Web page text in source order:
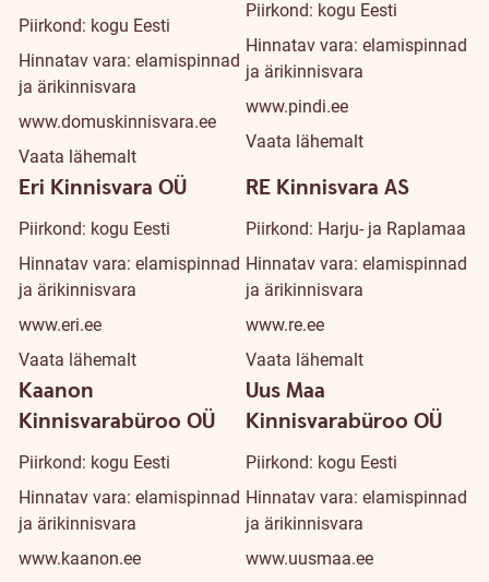
Piirkond: kogu Eesti
Hinnatav vara: elamispinnad
ja ärikinnisvara
www.domuskinnisvara.ee
Vaata lähemalt
Piirkond: kogu Eesti
Hinnatav vara: elamispinnad
ja ärikinnisvara
www.pindi.ee
Vaata lähemalt
Eri Kinnisvara OÜ
Piirkond: kogu Eesti
Hinnatav vara: elamispinnad
ja ärikinnisvara
www.eri.ee
Vaata lähemalt
RE Kinnisvara AS
Piirkond: Harju- ja Raplamaa
Hinnatav vara: elamispinnad
ja ärikinnisvara
www.re.ee
Vaata lähemalt
Kaanon
Kinnisvarabüroo OÜ
Piirkond: kogu Eesti
Hinnatav vara: elamispinnad
ja ärikinnisvara
www.kaanon.ee
Uus Maa
Kinnisvarabüroo OÜ
Piirkond: kogu Eesti
Hinnatav vara: elamispinnad
ja ärikinnisvara
www.uusmaa.ee